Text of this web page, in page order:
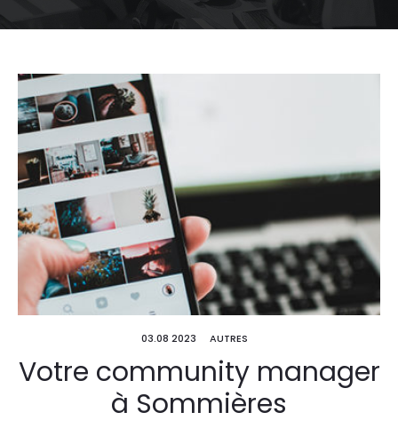
03.08 2023 AUTRES
Votre community manager
à Sommières